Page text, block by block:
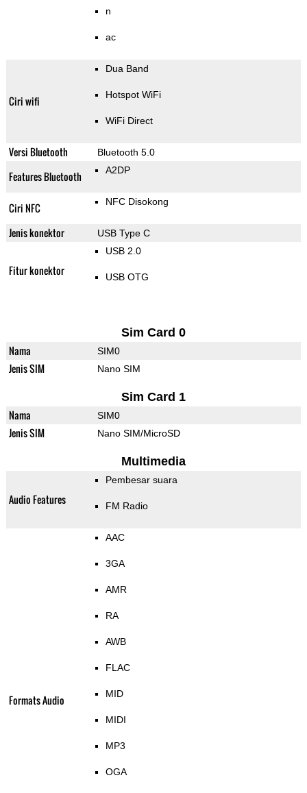
n
ac
Ciri wifi
Dua Band
Hotspot WiFi
WiFi Direct
Versi Bluetooth Bluetooth 5.0
Features Bluetooth A2DP
Ciri NFC NFC Disokong
Jenis konektor USB Type C
Fitur konektor
USB 2.0
USB OTG
Sim Card 0
Nama SIM0
Jenis SIM Nano SIM
Sim Card 1
Nama SIM0
Jenis SIM Nano SIM/MicroSD
Multimedia
Audio Features
Pembesar suara
FM Radio
Formats Audio
AAC
3GA
AMR
RA
AWB
FLAC
MID
MIDI
MP3
OGA